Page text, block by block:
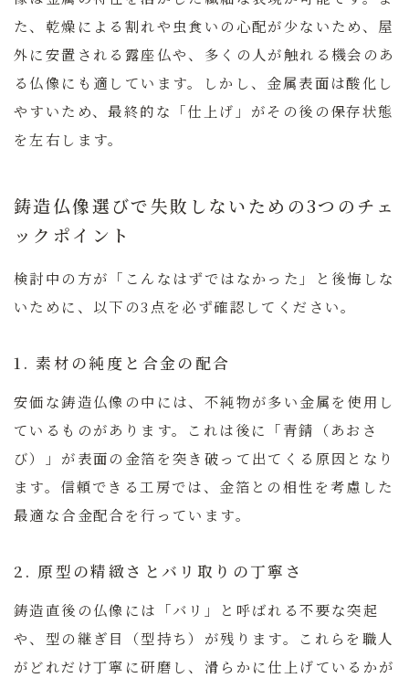
た、乾燥による割れや虫食いの心配が少ないため、屋
外に安置される露座仏や、多くの人が触れる機会のあ
る仏像にも適しています。しかし、金属表面は酸化し
やすいため、最終的な「仕上げ」がその後の保存状態
を左右します。
鋳造仏像選びで失敗しないための3つのチェ
ックポイント
検討中の方が「こんなはずではなかった」と後悔しな
いために、以下の3点を必ず確認してください。
1. 素材の純度と合金の配合
安価な鋳造仏像の中には、不純物が多い金属を使用し
ているものがあります。これは後に「青錆（あおさ
び）」が表面の金箔を突き破って出てくる原因となり
ます。信頼できる工房では、金箔との相性を考慮した
最適な合金配合を行っています。
2. 原型の精緻さとバリ取りの丁寧さ
鋳造直後の仏像には「バリ」と呼ばれる不要な突起
や、型の継ぎ目（型持ち）が残ります。これらを職人
がどれだけ丁寧に研磨し、滑らかに仕上げているかが